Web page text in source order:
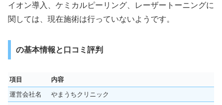
イオン導入、ケミカルピーリング、レーザートーニングに
関しては、現在施術は行っていないようです。
の基本情報と口コミ評判
項目
内容
運営会社名
やまうちクリニック